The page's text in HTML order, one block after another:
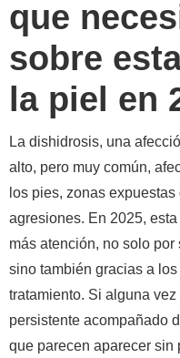
que
sobre
la piel en
La dishidrosis, una
alto, pero muy común,
los pies, zonas
agresiones. En 2025,
más atención, no solo
sino también gracias a
tratamiento. Si alguna
persistente acompañado
que parecen aparecer sin